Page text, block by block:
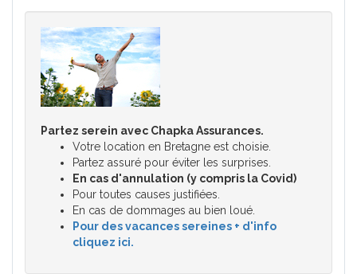
Partez serein avec Chapka Assurances.
Votre location en Bretagne est choisie.
Partez assuré pour éviter les surprises.
En cas d'annulation (y compris la Covid)
Pour toutes causes justifiées.
En cas de dommages au bien loué.
Pour des vacances sereines + d'info
cliquez ici.